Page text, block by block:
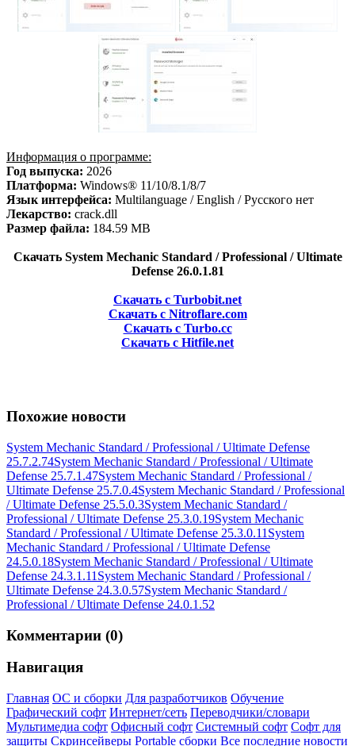
Информация о программе:
Год выпуска: 2026
Платформа: Windows® 11/10/8.1/8/7
Язык интерфейса: Multilanguage / English / Русского нет
Лекарство: crack.dll
Размер файла: 184.59 MB
Скачать System Mechanic Standard / Professional / Ultimate
Defense 26.0.1.81
Скачать с Turbobit.net
Скачать с Nitroflare.com
Скачать с Turbo.cc
Скачать с Hitfile.net
Похожие новости
System Mechanic Standard / Professional / Ultimate Defense
25.7.2.74System Mechanic Standard / Professional / Ultimate
Defense 25.7.1.47System Mechanic Standard / Professional /
Ultimate Defense 25.7.0.4System Mechanic Standard / Professional
/ Ultimate Defense 25.5.0.3System Mechanic Standard /
Professional / Ultimate Defense 25.3.0.19System Mechanic
Standard / Professional / Ultimate Defense 25.3.0.11 System
Mechanic Standard / Professional / Ultimate Defense
24.5.0.18System Mechanic Standard / Professional / Ultimate
Defense 24.3.1.11 System Mechanic Standard / Professional /
Ultimate Defense 24.3.0.57System Mechanic Standard /
Professional / Ultimate Defense 24.0.1.52
Комментарии (0)
Навигация
Главная ОС и сборки Для разработчиков Обучение
Графический софт Интернет/сеть Переводчики/словари
Мультимедиа софт Офисный софт Системный софт Софт для
защиты Скринсейверы Portable сборки Все последние новости